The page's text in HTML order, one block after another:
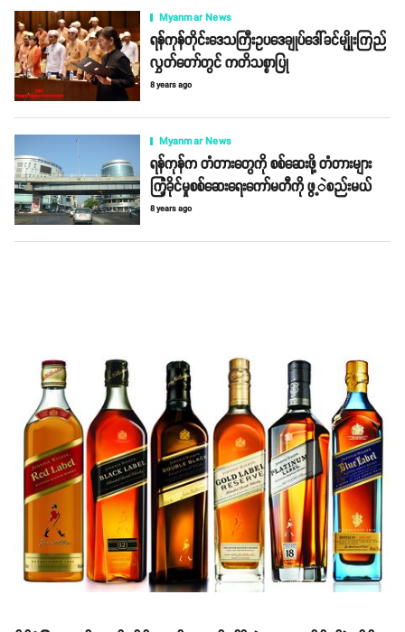
Myanmar News
ရန်ကုန်တိုင်းဒေသကြီးဥပဒေချုပ်ဒေါ်ခင်မျိုုးကြည်
လွှတ်တော်တွင် ကတိသစ္စာပြု
8 years ago
Myanmar News
ရန်ကုန်က တံတားတွေကို စစ်ဆေးဖို့ တံတားများ
ကြံ့ခိုင်မှုစစ်ဆေးရေးကော်မတီကို ဖွ့ဲစည်းမယ်
8 years ago